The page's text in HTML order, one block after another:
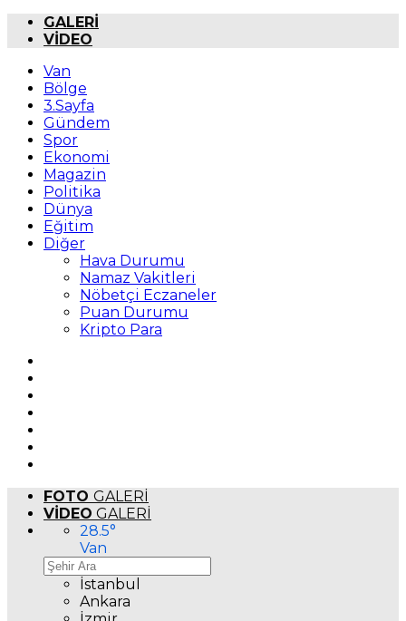
GALERİ
VİDEO
Van
Bölge
3.Sayfa
Gündem
Spor
Ekonomi
Magazin
Politika
Dünya
Eğitim
Diğer
Hava Durumu
Namaz Vakitleri
Nöbetçi Eczaneler
Puan Durumu
Kripto Para
FOTO GALERİ
VİDEO GALERİ
28.5°
Van
İstanbul
Ankara